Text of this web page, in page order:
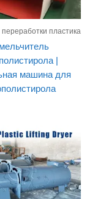
пластика
|
машина для